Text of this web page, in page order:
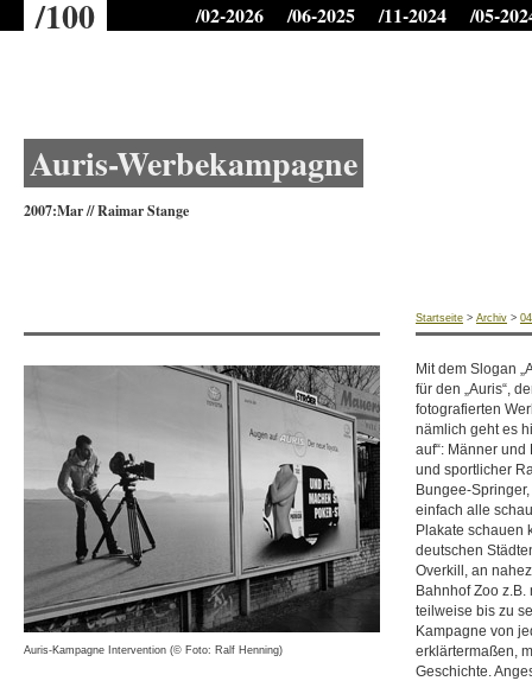
/100 /02-2026 /06-2025 /11-2024 /05-
Auris-Werbekampagne
2007:Mar//Raimar Stange
Startseite > Archiv >
Mit dem Slogan
für den „Auris“,
fotografierten
nämlich geht es
auf“: Männer
und sportlicher
Bungee-
einfach alle
Plakate schauen
deutschen
Overkill, an
Bahnhof Zoo
teilweise bis zu
Kampagne von
erklärtermaßen,
Geschichte.
Auris-Kampagne Intervention (© Foto: Ralf Henning)
Microtime für Seitenaufbau: 1.2626979351